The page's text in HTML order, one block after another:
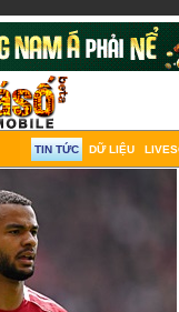
TIN TỨC DỮ LIỆU